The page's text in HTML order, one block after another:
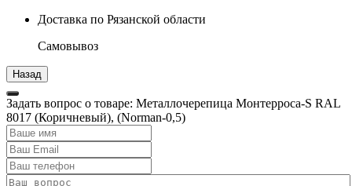
Доставка по Рязанской области
Самовывоз
Задать вопрос о товаре: Металлочерепица Монтерроса-S RAL
8017 (Коричневый), (Norman-0,5)